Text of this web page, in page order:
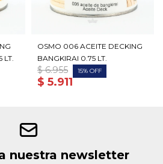
LT.
OSMO 006 ACEITE DECKING
BANGKIRAI 0.75 LT.
$ 5.911
$ 6.955 15
nuestra newsletter